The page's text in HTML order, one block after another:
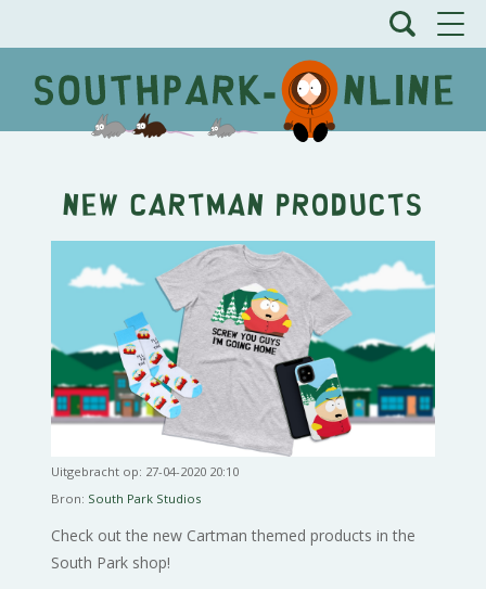
New Cartman Products
Uitgebracht op: 27-04-2020 20:10
Bron: South Park Studios
Check out the new Cartman themed products in the
South Park shop!